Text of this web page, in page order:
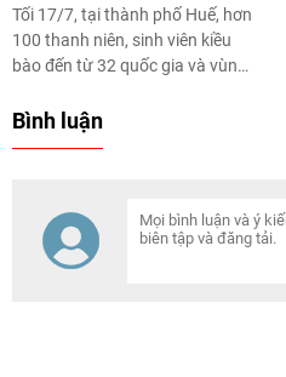
Tối 17/7, tại thành phố Huế, hơn
100 thanh niên, sinh viên kiều
bào đến từ 32 quốc gia và vùng
trình giao lưu tiếng Việt trong
cường sự gắn kết của thế hệ trẻ
người Việt Nam ở nước ngoài với
văn hóa, lịch sử và cội nguồn
Bình luận